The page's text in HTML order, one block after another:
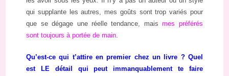
qui supplante les autres, mes goûts sont trop variés pour
que se dégage une réelle tendance, maismes préférés
sont toujours à portée de main.
Qu’est-ce qui t’attire en premier chez un livre ? Quel
est LE détail qui peut immanquablement te faire